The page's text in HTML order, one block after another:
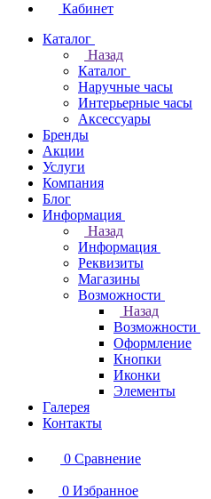
Кабинет
Каталог
Назад
Каталог
Наручные часы
Интерьерные часы
Аксессуары
Бренды
Акции
Услуги
Компания
Блог
Информация
Назад
Информация
Реквизиты
Магазины
Возможности
Назад
Возможности
Оформление
Кнопки
Иконки
Элементы
Галерея
Контакты
0 Сравнение
0 Избранное